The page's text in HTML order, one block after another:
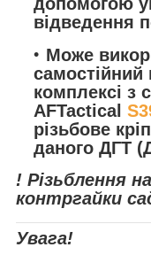
відведення
Може
самостійний
комплексі з
AFTactical
різьбове
даного ДГТ
! Різьблення
контргайки
Увага!